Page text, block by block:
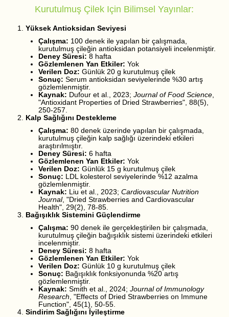
Kurutulmuş Çilek Için Bilimsel Yayınlar:
Yüksek Antioksidan Seviyesi
Çalışma: 100 denek ile yapılan bir çalışmada,
kurutulmuş çileğin antioksidan potansiyeli incelenmiştir.
Deney Süresi: 8 hafta
Gözlemlenen Yan Etkiler: Yok
Verilen Doz: Günlük 20 g kurutulmuş çilek
Sonuç: Serum antioksidan seviyelerinde %30 artış
gözlemlenmiştir.
Kaynak: Dufour et al., 2023; Journal of Food Science,
"Antioxidant Properties of Dried Strawberries", 88(5),
250-257.
Kalp Sağlığını Destekleme
Çalışma: 80 denek üzerinde yapılan bir çalışmada,
kurutulmuş çileğin kalp sağlığı üzerindeki etkileri
araştırılmıştır.
Deney Süresi: 6 hafta
Gözlemlenen Yan Etkiler: Yok
Verilen Doz: Günlük 15 g kurutulmuş çilek
Sonuç: LDL kolesterol seviyelerinde %12 azalma
gözlemlenmiştir.
Kaynak: Liu et al., 2023; Cardiovascular Nutrition
Journal, "Dried Strawberries and Cardiovascular
Health", 29(2), 78-85.
Bağışıklık Sistemini Güçlendirme
Çalışma: 90 denek ile gerçekleştirilen bir çalışmada,
kurutulmuş çileğin bağışıklık sistemi üzerindeki etkileri
incelenmiştir.
Deney Süresi: 8 hafta
Gözlemlenen Yan Etkiler: Yok
Verilen Doz: Günlük 10 g kurutulmuş çilek
Sonuç: Bağışıklık fonksiyonunda %20 artış
gözlemlenmiştir.
Kaynak: Smith et al., 2024; Journal of Immunology
Research, "Effects of Dried Strawberries on Immune
Function", 45(1), 50-55.
Sindirim Sağlığını İyileştirme